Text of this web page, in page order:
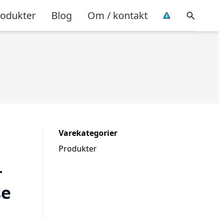
Blog Om / kontakt
Varekategorier
Produkter